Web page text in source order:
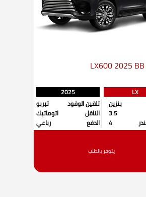
LX
2025
بنزين
3.5
4
تلقين الوقود
تيربو
الناقل
اتوماتيك
الدفع
رباعي
يتوفر بالطلب